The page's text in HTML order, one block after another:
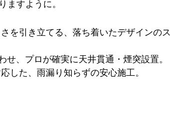
ますように。
を引き立てる、落ち着いたデザインのス
せ、プロが確実に天井貫通・煙突設置。
した、雨漏り知らずの安心施工。